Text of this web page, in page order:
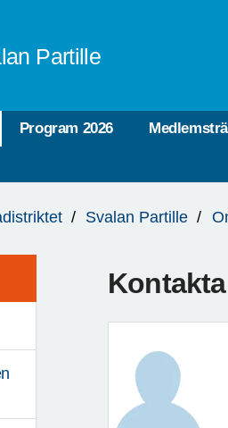
Partille
Program 2026
Svalan Partille